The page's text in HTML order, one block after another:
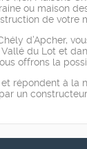
ou maison
de votre
d’Apcher,
du Lot et
offrons la
répondent à la
un